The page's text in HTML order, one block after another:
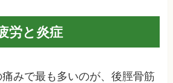
労と炎症
みで最も多いのが、後脛骨筋